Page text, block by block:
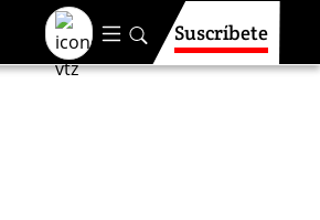
Suscríbete